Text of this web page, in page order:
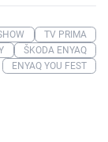
TV PRIMA
ŠKODA ENYAQ
ENYAQ YOU FEST